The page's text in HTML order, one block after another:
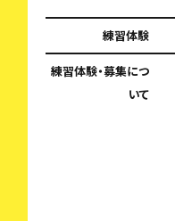
練習体験
練習体験・募集につ
いて